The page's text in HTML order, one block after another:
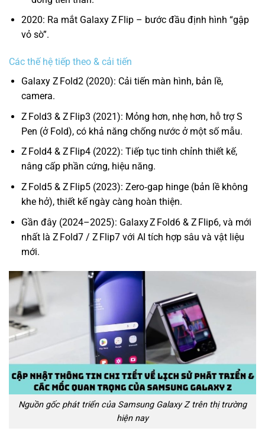
2020: Ra mắt Galaxy Z Flip – bước đầu định hình “gập
vỏ sò”.
Các thế hệ tiếp theo & cải tiến
Galaxy Z Fold2 (2020): Cải tiến màn hình, bản lề,
camera.
Z Fold3 & Z Flip3 (2021): Mỏng hơn, nhẹ hơn, hỗ trợ S
Pen (ở Fold), có khả năng chống nước ở một số mẫu.
Z Fold4 & Z Flip4 (2022): Tiếp tục tinh chỉnh thiết kế,
nâng cấp phần cứng, hiệu năng.
Z Fold5 & Z Flip5 (2023): Zero‑gap hinge (bản lề không
khe hở), thiết kế ngày càng hoàn thiện.
Gần đây (2024–2025): Galaxy Z Fold6 & Z Flip6, và mới
nhất là Z Fold7 / Z Flip7 với AI tích hợp sâu và vật liệu
mới.
Nguồn gốc phát triển của Samsung Galaxy Z trên thị trường
hiện nay